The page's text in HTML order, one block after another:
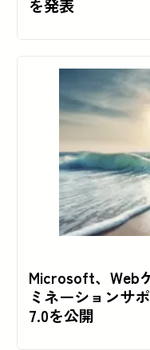
を発表
Microsoft、Web
ミネーションサ
7.0を公開